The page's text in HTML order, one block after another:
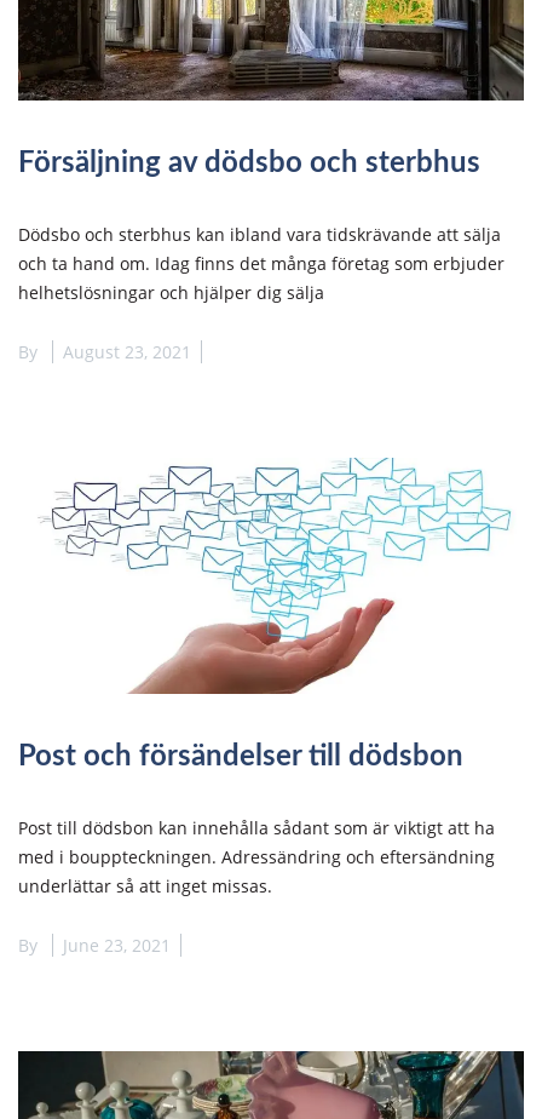
Försäljning av dödsbo och sterbhus
Dödsbo och sterbhus kan ibland vara tidskrävande att sälja
och ta hand om. Idag finns det många företag som erbjuder
helhetslösningar och hjälper dig sälja
By August 23, 2021
Post och försändelser till dödsbon
Post till dödsbon kan innehålla sådant som är viktigt att ha
med i bouppteckningen. Adressändring och eftersändning
underlättar så att inget missas.
By June 23, 2021